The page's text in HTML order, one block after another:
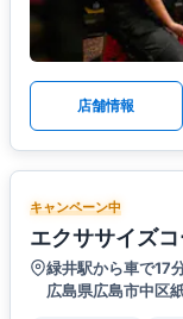
店舗情報
キャンペーン中
エクササイズ
緑井駅から車で17
広島県広島市中区